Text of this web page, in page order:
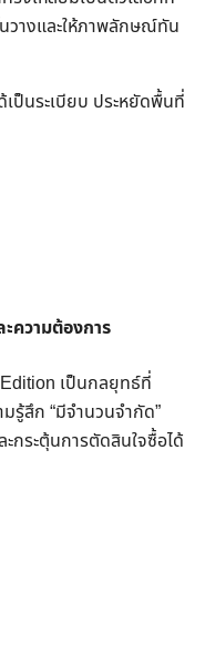
วางและให้ภาพลักษณ์ทัน
ป็นระเบียบ ประหยัดพื้นที่
วามต้องการ
เป็นกลยุทธ์ที่
รู้สึก “มีจำนวนจำกัด”
ระตุ้นการตัดสินใจซื้อได้